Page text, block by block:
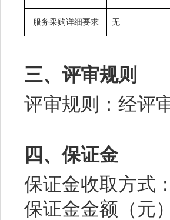
服务采购详细要求 无
三、评审规则
评审规则：经评
四、保证金
保证金收取方式
保证金金额（元